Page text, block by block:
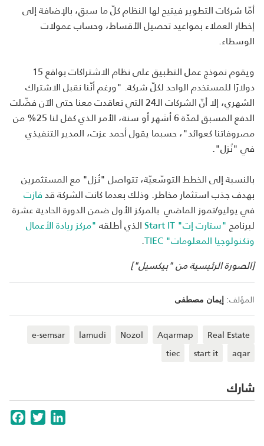
أمّا شركات التطوير فيتيح لها النظام كلّ ما سبق، بالإضافة إلى
إخطار العملاء بمواعيد تحصيل الأقساط، وحساب عمولات
الوسطاء.
ويقوم نموذج عمل التطبيق على نظام الاشتراكات بواقع 15
دولارًا للمستخدم الواحد لكلّ شركة. "ورغم أنّنا نقبل الاشتراك
الشهري، إلا أنّ الشركات الـ24 التي تعاقدت معنا حتى الآن فضّلت
الدفع المسبق لمدّة 6 أشهر أو سنة، الأمر الذي كفل لنا 25% من
مصروفاتنا كعوائد"، حسبما يقول أحمد عزت، المدير التنفيذي
في "نُزل".
بالنسبة إلى الخطط التوسّعيّة، تتواصل "نُزل" مع المستثمرين
بهدف جذب استثمار مخاطر. وذلك بعدما كانت الشركة قدفازت
في يوليو/تموز الماضي بالمركز الأول ضمن الدورة الحادية عشرة
لبرنامج"ستارت إت"Start ITالذي أطلقه"مركز ريادة الأعمال
وتكنولوجيا المعلومات"TIEC
.
[الصورة الرئيسية من "بيكسيل"]
المؤلف: إيمان مصطفى
Real Estate
Aqarmap
Nozol
lamudi
e-semsar
aqar
start it
tiec
شارك
TwitterLinkedIn